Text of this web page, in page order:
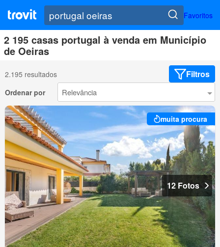
Favoritos
2 195 casas portugal à venda em Município
de Oeiras
2.195 resultados Filtros
Ordenar por
muita procura
12 Fotos